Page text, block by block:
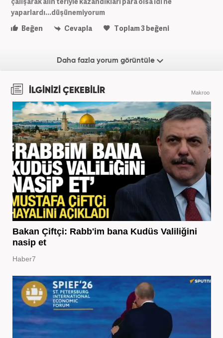
yaparlardı...düşünemiyorum
Beğen
Cevapla Toplam3beğeni
Daha fazla yorum görüntüle
İLGİNİZİ ÇEKEBİLİR Makroo
Bakan Çiftçi: Rabb'im bana Kudüs Valiliğini
nasip et
Haber7